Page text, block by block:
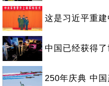
这是习近平重
中国已经获得
250年庆典 中